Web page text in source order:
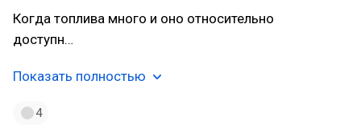
Когда топлива много и оно относительно
доступн…
Показать полностью
4